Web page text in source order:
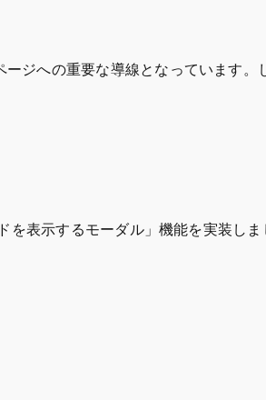
ジへの重要な導線となっています。
を表示するモーダル」機能を実装し